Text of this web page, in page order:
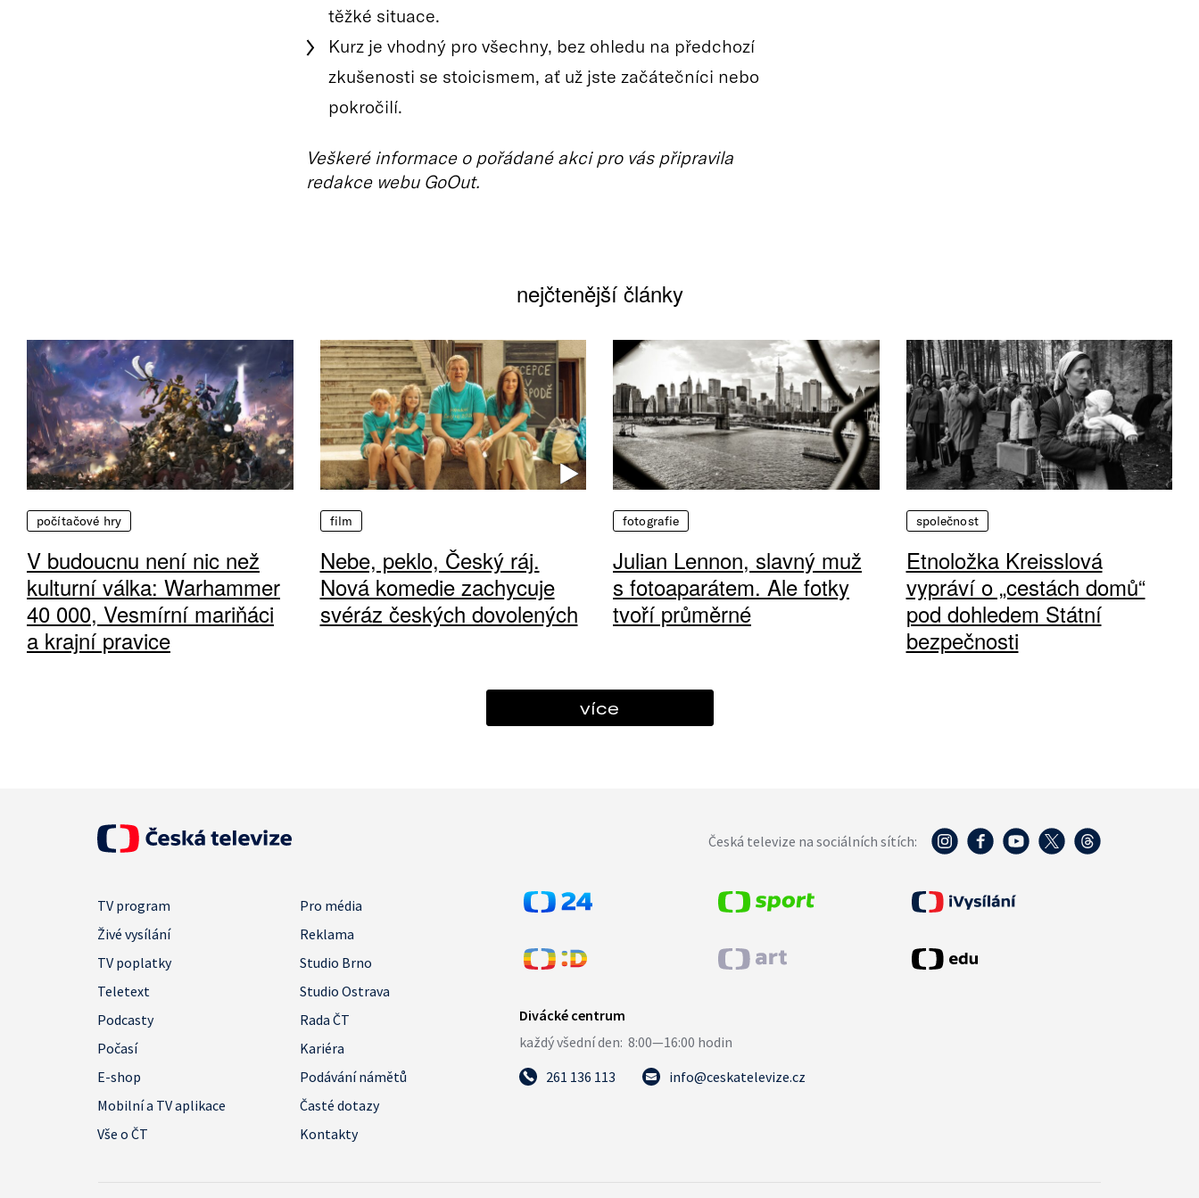
těžké situace.
Kurz je vhodný pro všechny, bez ohledu na předchozí
zkušenosti se stoicismem, ať už jste začátečníci nebo
pokročilí.
Veškeré informace o pořádané akci pro vás připravila
redakce webu GoOut.
nejčtenější články
počítačové hry
V budoucnu není nic než
kulturní válka: Warhammer
40 000, Vesmírní mariňáci
a krajní pravice
film
Nebe, peklo, Český ráj.
Nová komedie zachycuje
svéráz českých dovolených
fotografie
Julian Lennon, slavný muž
s fotoaparátem. Ale fotky
tvoří průměrné
společnost
Etnoložka Kreisslová
vypráví o „cestách domů“
pod dohledem Státní
bezpečnosti
více
Česká televize na sociálních sítích:
TV program
Pro média
Živé vysílání
Reklama
TV poplatky
Studio Brno
Teletext
Studio Ostrava
Podcasty
Rada ČT
Počasí
Kariéra
E-shop
Podávání námětů
Mobilní a TV aplikace
Časté dotazy
Vše o ČT
Kontakty
261 136 113 info@ceskatelevize.cz